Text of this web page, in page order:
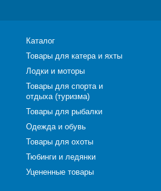
Каталог
Товары для катера и яхты
Лодки и моторы
Товары для спорта и
отдыха (туризма)
Товары для рыбалки
Одежда и обувь
Товары для охоты
Тюбинги и ледянки
Уцененные товары